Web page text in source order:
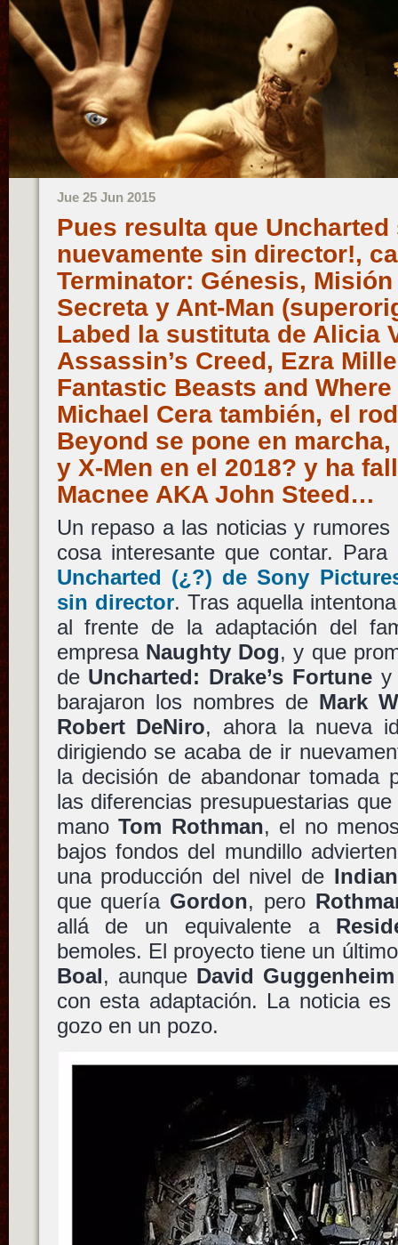
Jue 25 Jun 2015
Pues resulta que Uncharted
nuevamente sin director!,
Terminator: Génesis,
Secreta y Ant-Man
Labed la sustituta de Alicia
Assassin’s Creed, Ezra
Fantastic Beasts and
Michael Cera también, el
Beyond se pone en
y X-Men en el 2018? y ha
Macnee AKA John Steed…
Un repaso a las noticias y
cosa interesante que contar.
Uncharted (¿?) deSony
sin director. Tras aquella
al frente de la adaptación del
empresa Naughty Dog, y que
de Uncharted: Drake’s Fortune y
barajaron los nombres de Mark
Robert DeNiro, ahora la nueva
dirigiendo se acaba de ir
la decisión de abandonar tomada
las diferencias presupuestarias
manoTom Rothman, el no
bajos fondos del mundillo
una producción del nivel de
que quería Gordon, pero
allá de un equivalente a
bemoles. El proyecto tiene un
Boal, aunque David Guggenheim
con esta adaptación. La noticia
gozo en un pozo.